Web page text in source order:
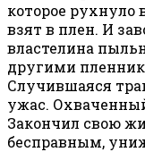
которое рухнуло
взят в плен. И
властелина
другими
Случившаяся
ужас.
Закончил свою
бесправным,